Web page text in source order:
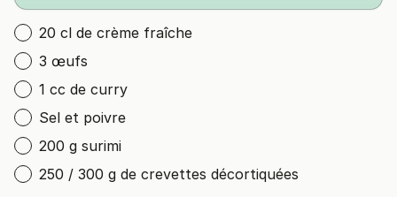
20 cl de crème fraîche
3 œufs
1 cc de curry
Sel et poivre
200 g surimi
250 / 300 g de crevettes décortiquées